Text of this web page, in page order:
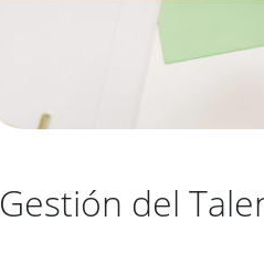
Gestión del